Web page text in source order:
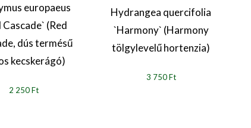
europaeus
Cascade` (Red
dús termésű
kecskerágó)
2 250 Ft
Hydrangea quercifolia
`Harmony` (Harmony
tölgylevelű hortenzia)
3 750 Ft